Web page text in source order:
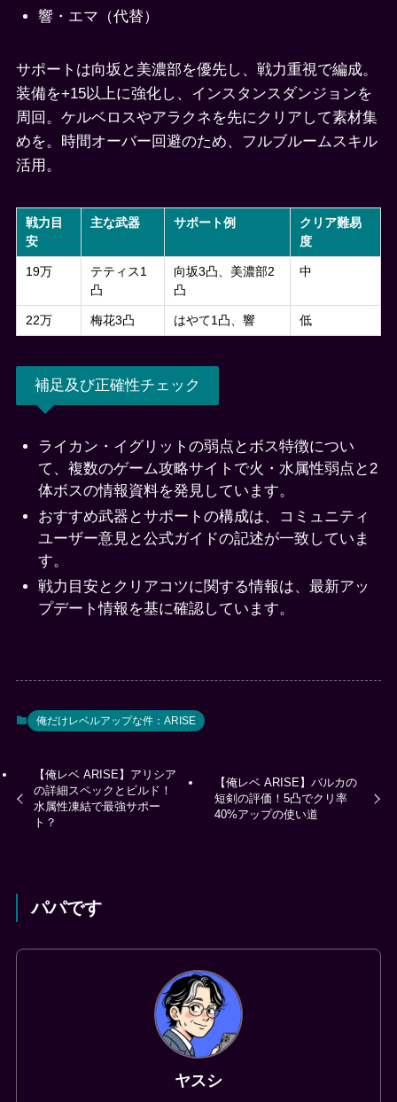
響・エマ（代替）
サポートは向坂と美濃部を優先し、戦力重視で編成。
装備を+15以上に強化し、インスタンスダンジョンを
周回。ケルベロスやアラクネを先にクリアして素材集
めを。時間オーバー回避のため、フルブルームスキル
活用。
戦力目
安
主な武器 サポート例
クリア難易
度
19万
テティス1
凸
向坂3凸、美濃部2
凸
中
22万 梅花3凸 はやて1凸、響 低
補足及び正確性チェック
ライカン・イグリットの弱点とボス特徴につい
て、複数のゲーム攻略サイトで火・水属性弱点と2
体ボスの情報資料を発見しています。
おすすめ武器とサポートの構成は、コミュニティ
ユーザー意見と公式ガイドの記述が一致していま
す。
戦力目安とクリアコツに関する情報は、最新アッ
プデート情報を基に確認しています。
俺だけレベルアップな件：ARISE
【俺レベ ARISE】アリシア
の詳細スペックとビルド！
水属性凍結で最強サポー
ト？
【俺レベ ARISE】バルカの
短剣の評価！5凸でクリ率
40%アップの使い道
パパです
ヤスシ